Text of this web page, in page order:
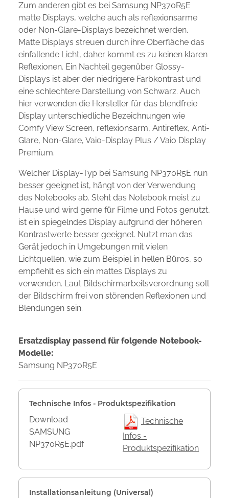
Zum anderen gibt es bei Samsung NP370R5E
matte Displays, welche auch als reflexionsarme
oder Non-Glare-Displays bezeichnet werden.
Matte Displays streuen durch ihre Oberfläche das
einfallende Licht, daher kommt es zu keinen klaren
Reflexionen. Ein Nachteil gegenüber Glossy-
Displays ist aber der niedrigere Farbkontrast und
eine schlechtere Darstellung von Schwarz. Auch
hier verwenden die Hersteller für das blendfreie
Display unterschiedliche Bezeichnungen wie
Comfy View Screen, reflexionsarm, Antireflex, Anti-
Glare, Non-Glare, Vaio-Display Plus / Vaio Display
Premium.
Welcher Display-Typ bei Samsung NP370R5E nun
besser geeignet ist, hängt von der Verwendung
des Notebooks ab. Steht das Notebook meist zu
Hause und wird gerne für Filme und Fotos genutzt,
ist ein spiegelndes Display aufgrund der höheren
Kontrastwerte besser geeignet. Nutzt man das
Gerät jedoch in Umgebungen mit vielen
Lichtquellen, wie zum Beispiel in hellen Büros, so
empfiehlt es sich ein mattes Displays zu
verwenden. Laut Bildschirmarbeitsverordnung soll
der Bildschirm frei von störenden Reflexionen und
Blendungen sein.
Ersatzdisplay passend für folgende Notebook-
Modelle:
Samsung NP370R5E
Technische Infos - Produktspezifikation
Download
SAMSUNG
NP370R5E.pdf
Technische
Infos -
Produktspezifikation
Installationsanleitung (Universal)